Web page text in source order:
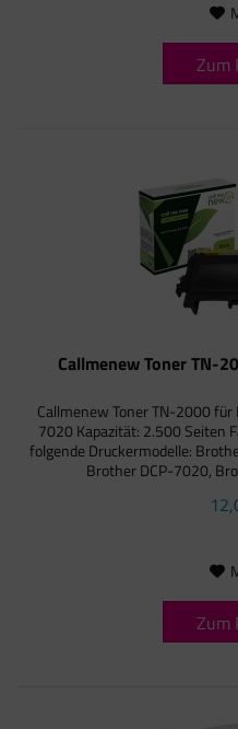
Zum
Callmenew Toner TN-
Callmenew Toner TN-2000
7020 Kapazität: 2.500 Seiten
folgende Druckermodelle:
Brother DCP-7020,
Zum